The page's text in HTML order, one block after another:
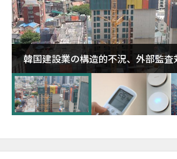
韓国建設業の構造的不況、外部監査
超が「ゾンビ企業」に…5年で2.8倍